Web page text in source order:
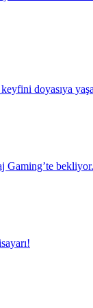
doyasıya
Gaming’te bekliyor.